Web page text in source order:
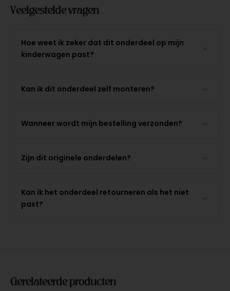
Veelgestelde vragen
Hoe weet ik zeker dat dit onderdeel op mijn
kinderwagen past?
Kan ik dit onderdeel zelf monteren?
Wanneer wordt mijn bestelling verzonden?
Zijn dit originele onderdelen?
Kan ik het onderdeel retourneren als het niet
past?
Gerelateerde producten